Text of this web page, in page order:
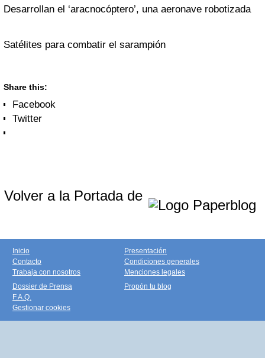
Desarrollan el ‘aracnocóptero’, una aeronave robotizada
Satélites para combatir el sarampión
Share this:
Facebook
Twitter
Volver a la Portada de
Inicio
Contacto
Trabaja con nosotros
Presentación
Condiciones generales
Menciones legales
Dossier de Prensa
F.A.Q.
Gestionar cookies
Propón tu blog